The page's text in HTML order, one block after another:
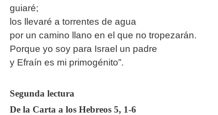
guiaré;
los llevaré a torrentes de agua
por un camino llano en el que no tropezarán.
Porque yo soy para Israel un padre
y Efraín es mi primogénito”.
Segunda lectura
De la Carta a los Hebreos 5, 1-6